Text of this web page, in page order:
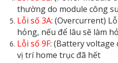
thường do module công
Lỗi số 3A: (Overcurrent)
hỏng, nếu để lâu sẽ làm
Lỗi số 9F: (Battery voltage
vị trí home trục đã hết